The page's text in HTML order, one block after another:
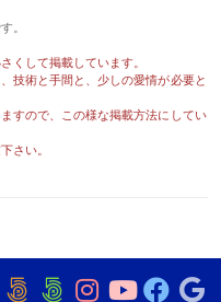
。
くして掲載しています。
技術と手間と、少しの愛情が必要と
すので、この様な掲載方法にしてい
さい。